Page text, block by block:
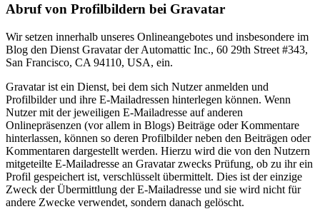
Abruf von Profilbildern bei Gravatar
Wir setzen innerhalb unseres Onlineangebotes und insbesondere im
Blog den Dienst Gravatar der Automattic Inc., 60 29th Street #343,
San Francisco, CA 94110, USA, ein.
Gravatar ist ein Dienst, bei dem sich Nutzer anmelden und
Profilbilder und ihre E-Mailadressen hinterlegen können. Wenn
Nutzer mit der jeweiligen E-Mailadresse auf anderen
Onlinepräsenzen (vor allem in Blogs) Beiträge oder Kommentare
hinterlassen, können so deren Profilbilder neben den Beiträgen oder
Kommentaren dargestellt werden. Hierzu wird die von den Nutzern
mitgeteilte E-Mailadresse an Gravatar zwecks Prüfung, ob zu ihr ein
Profil gespeichert ist, verschlüsselt übermittelt. Dies ist der einzige
Zweck der Übermittlung der E-Mailadresse und sie wird nicht für
andere Zwecke verwendet, sondern danach gelöscht.